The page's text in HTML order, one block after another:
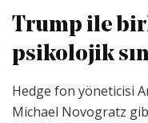
Trump ile
psikolojik
Hedge fon yöneticisi
Michael Novogratz